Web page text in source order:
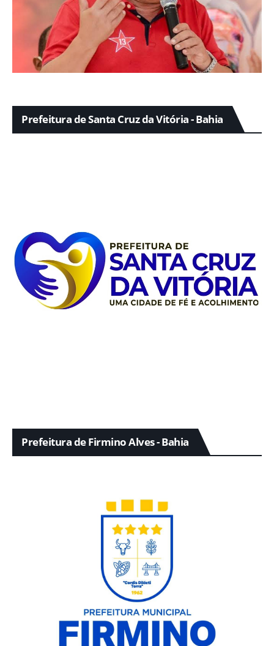
Prefeitura de Santa Cruz da Vitória - Bahia
Prefeitura de Firmino Alves - Bahia